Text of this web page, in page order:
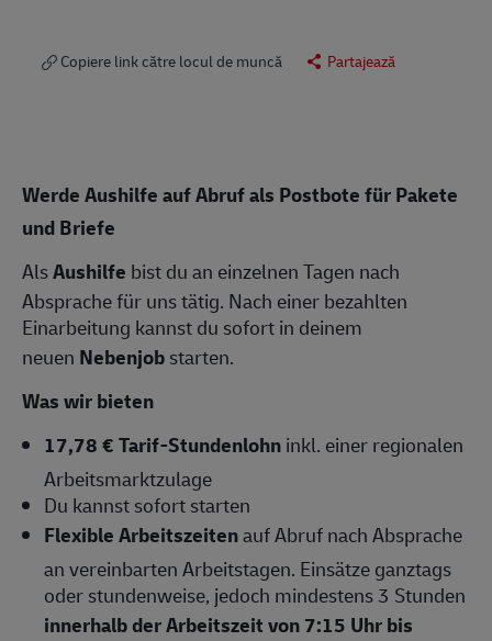
Copiere link către locul de muncă Partajează
Werde Aushilfe auf Abruf als Postbote für Pakete
und Briefe
AlsAushilfe bist du an einzelnen Tagen nach
Absprache für uns tätig. Nach einer bezahlten
Einarbeitung kannst du sofort in deinem
neuen Nebenjobstarten.
Was wir bieten
17,78 € Tarif-Stundenlohninkl. einer regionalen
Arbeitsmarktzulage
Du kannst sofort starten
Flexible Arbeitszeitenauf Abruf nach Absprache
an vereinbarten Arbeitstagen. Einsätze ganztags
oder stundenweise, jedoch mindestens 3 Stunden
innerhalb der Arbeitszeit von 7:15 Uhr bis